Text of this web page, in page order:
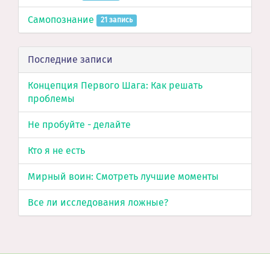
Самопознание 21 запись
Последние записи
Концепция Первого Шага: Как решать
проблемы
Не пробуйте - делайте
Кто я не есть
Мирный воин: Смотреть лучшие моменты
Все ли исследования ложные?